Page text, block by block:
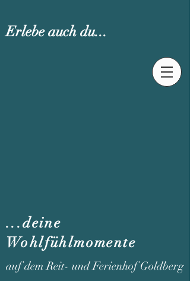
Erlebe auch du...
...deine
Wohlfühlmomente
auf dem Reit- und Ferienhof Goldberg